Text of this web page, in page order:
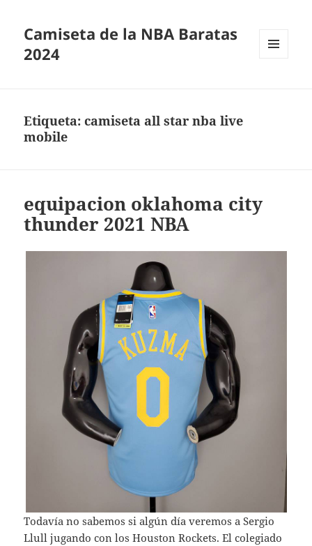
Camiseta de la NBA Baratas
2024
Etiqueta:camiseta all star nba live
mobile
equipacion oklahoma city
thunder 2021 NBA
Todavía no sabemos si algún día veremos a Sergio
Llull jugando con los Houston Rockets. El colegiado